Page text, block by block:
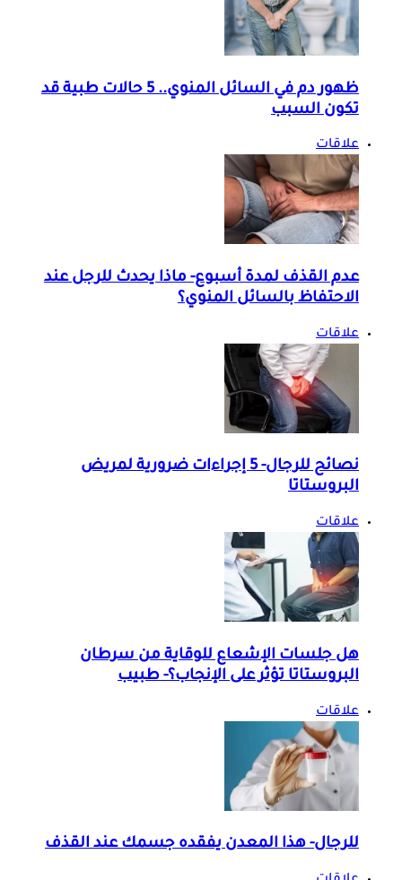
ظهور دم في السائل المنوي.. 5 حالات طبية قد
تكون السبب
علاقات
عدم القذف لمدة أسبوع- ماذا يحدث للرجل عند
الاحتفاظ بالسائل المنوي؟
علاقات
نصائح للرجال- 5 إجراءات ضرورية لمريض
البروستاتا
علاقات
هل جلسات الإشعاع للوقاية من سرطان
البروستاتا تؤثر على الإنجاب؟- طبيب
علاقات
للرجال- هذا المعدن يفقده جسمك عند القذف